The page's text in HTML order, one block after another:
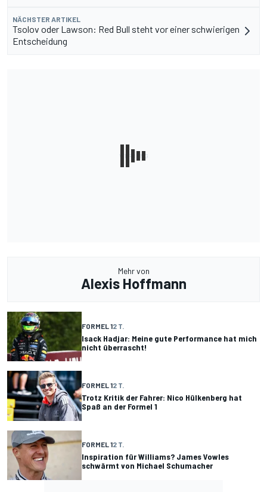
NÄCHSTER ARTIKEL
Tsolov oder Lawson: Red Bull steht vor einer schwierigen
Entscheidung
Mehr von
Alexis Hoffmann
FORMEL 12 T.
Isack Hadjar: Meine gute Performance hat mich
nicht überrascht!
FORMEL 12 T.
Trotz Kritik der Fahrer: Nico Hülkenberg hat
Spaß an der Formel 1
FORMEL 12 T.
Inspiration für Williams? James Vowles
schwärmt von Michael Schumacher